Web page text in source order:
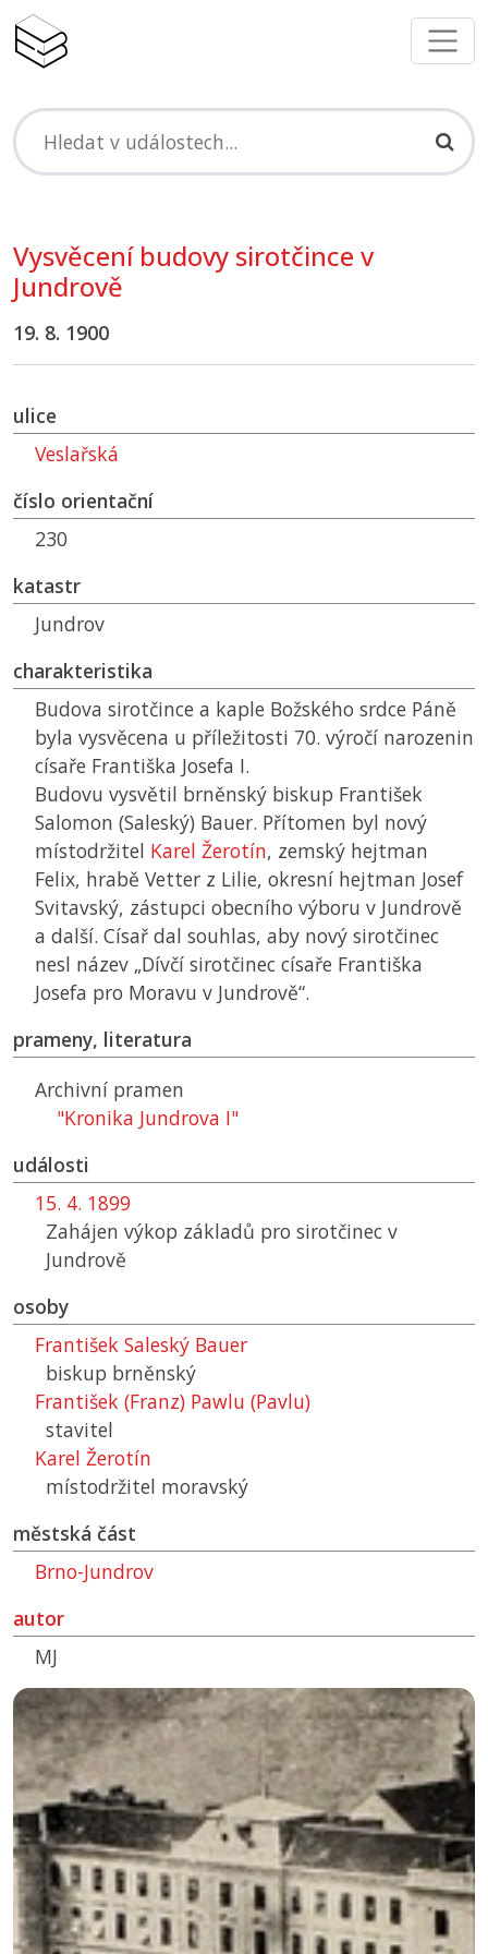
Vysvěcení budovy sirotčince v
Jundrově
19. 8. 1900
ulice
Veslařská
číslo orientační
230
katastr
Jundrov
charakteristika
Budova sirotčince a kaple Božského srdce Páně
byla vysvěcena u příležitosti 70. výročí narozenin
císaře Františka Josefa I.
Budovu vysvětil brněnský biskup František
Salomon (Saleský) Bauer. Přítomen byl nový
místodržitel Karel Žerotín, zemský hejtman
Felix, hrabě Vetter z Lilie, okresní hejtman Josef
Svitavský, zástupci obecního výboru v Jundrově
a další. Císař dal souhlas, aby nový sirotčinec
nesl název „Dívčí sirotčinec císaře Františka
Josefa pro Moravu v Jundrově“.
prameny, literatura
Archivní pramen
"Kronika Jundrova I"
události
15. 4. 1899
Zahájen výkop základů pro sirotčinec v
Jundrově
osoby
František Saleský Bauer
biskup brněnský
František (Franz) Pawlu (Pavlu)
stavitel
Karel Žerotín
místodržitel moravský
městská část
Brno-Jundrov
autor
MJ